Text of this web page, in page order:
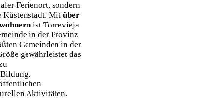
Ferienort, sondern
Mit über
ist Torrevieja
in der Provinz
Gemeinden in der
gewährleistet das
Aktivitäten.